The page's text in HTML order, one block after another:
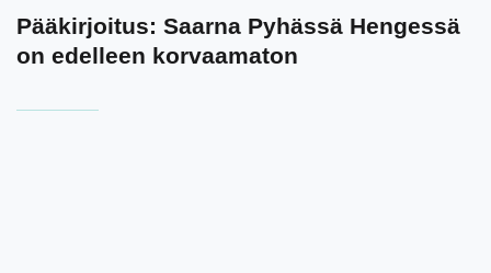
Pääkirjoitus: Saarna Pyhässä Hengessä
on edelleen korvaamaton